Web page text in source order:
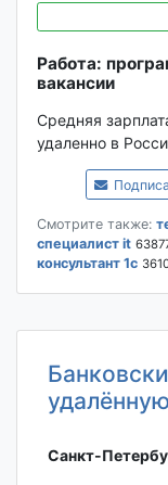
Работа:
вакансии
Средняя
удаленно в
Смотрите также:
специалист it
консультант 1с
Санкт-